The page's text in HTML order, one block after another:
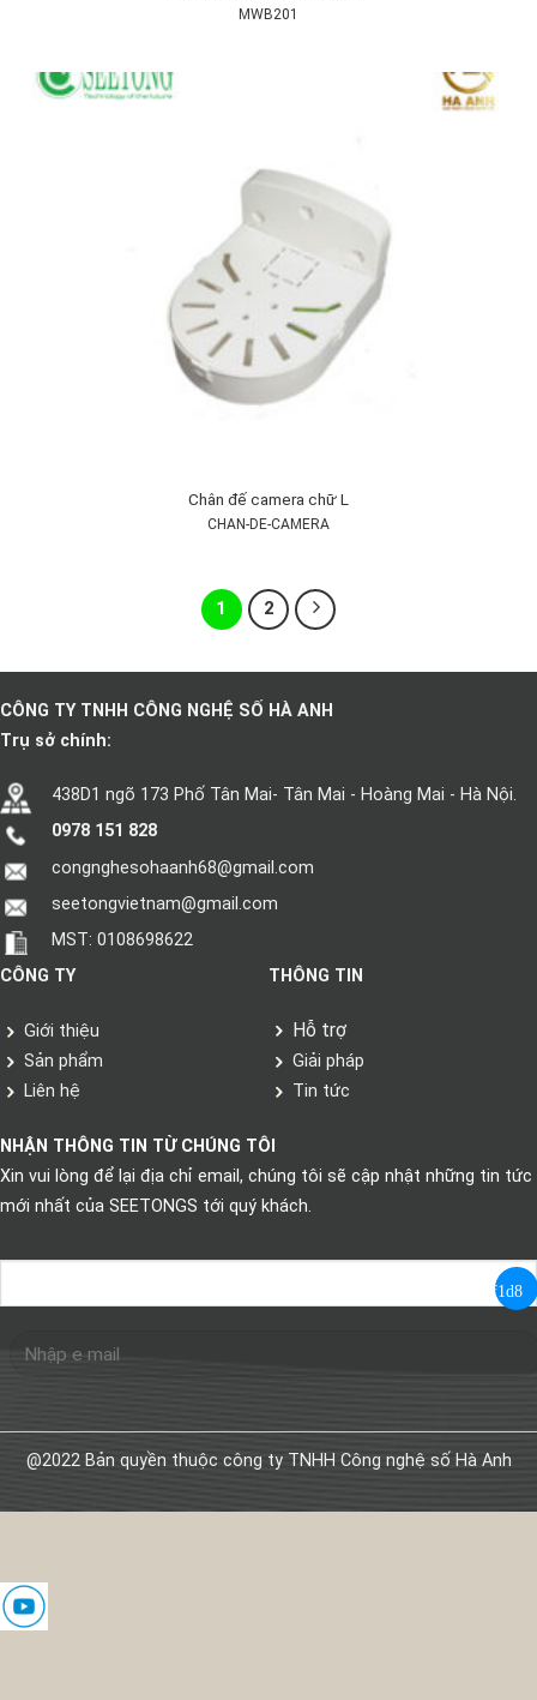
MWB201
Chân đế camera chữ L
CHAN-DE-CAMERA
1 2
CÔNG TY TNHH CÔNG NGHỆ SỐ HÀ ANH
Trụ sở chính:
438D1 ngõ 173 Phố Tân Mai- Tân Mai - Hoàng Mai - Hà Nội.
0978 151 828
congnghesohaanh68@gmail.com
seetongvietnam@gmail.com
MST: 0108698622
CÔNG TY
Giới thiệu
Sản phẩm
Liên hệ
THÔNG TIN
Hỗ trợ
Giải pháp
Tin tức
NHẬN THÔNG TIN TỪ CHÚNG TÔI
Xin vui lòng để lại địa chỉ email, chúng tôi sẽ cập nhật những tin tức
mới nhất của SEETONGS tới quý khách.
@2022 Bản quyền thuộc công ty TNHH Công nghệ số Hà Anh